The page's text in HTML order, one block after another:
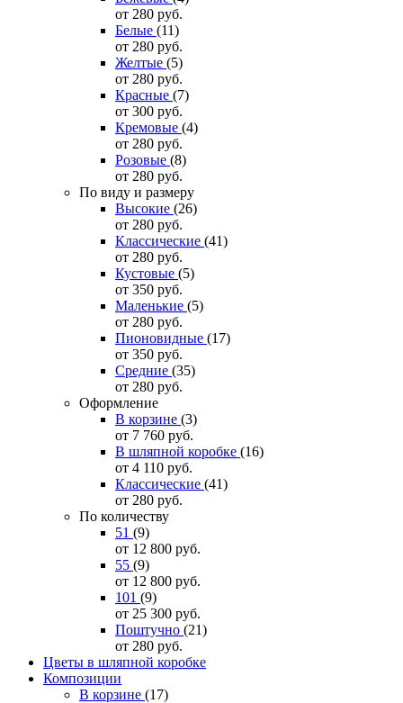
от 280 руб.
Белые (11)
от 280 руб.
Желтые (5)
от 280 руб.
Красные (7)
от 300 руб.
Кремовые (4)
от 280 руб.
Розовые (8)
от 280 руб.
По виду и размеру
Высокие (26)
от 280 руб.
Классические (41)
от 280 руб.
Кустовые (5)
от 350 руб.
Маленькие (5)
от 280 руб.
Пионовидные (17)
от 350 руб.
Средние (35)
от 280 руб.
Оформление
В корзине (3)
от 7 760 руб.
В шляпной коробке (16)
от 4 110 руб.
Классические (41)
от 280 руб.
По количеству
51 (9)
от 12 800 руб.
55 (9)
от 12 800 руб.
101 (9)
от 25 300 руб.
Поштучно (21)
от 280 руб.
Цветы в шляпной коробке
Композиции
В корзине (17)